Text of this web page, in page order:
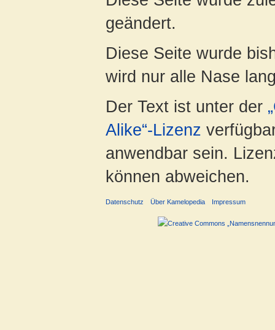
geändert.
Diese Seite wurde
wird nur alle Nase
Der Text ist unter der
Alike“-Lizenz
anwendbar sein.
können abweichen.
Datenschutz Über Kamelopedia Impressum